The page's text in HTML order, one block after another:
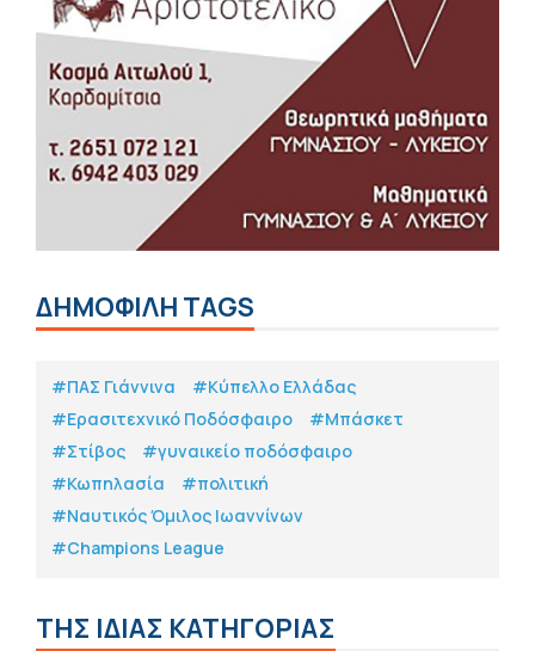
ΔΗΜΟΦΙΛΗ TAGS
#ΠΑΣ Γιάννινα
#Κύπελλο Ελλάδας
#Eρασιτεχνικό Ποδόσφαιρο
#Μπάσκετ
#Στίβος
#γυναικείο ποδόσφαιρο
#Κωπηλασία
#πολιτική
#Ναυτικός Όμιλος Ιωαννίνων
#Champions League
ΤΗΣ ΙΔΙΑΣ ΚΑΤΗΓΟΡΙΑΣ